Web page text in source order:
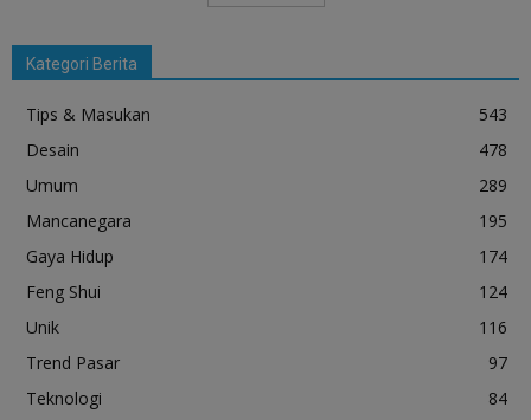
Kategori Berita
Tips & Masukan
543
Desain
478
Umum
289
Mancanegara
195
Gaya Hidup
174
Feng Shui
124
Unik
116
Trend Pasar
97
Teknologi
84